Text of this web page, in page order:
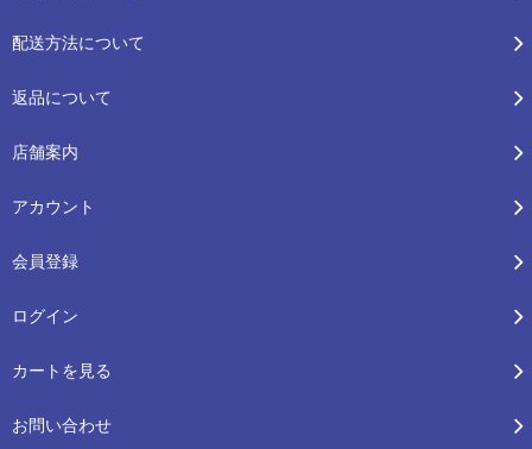
配送方法について
返品について
店舗案内
アカウント
会員登録
ログイン
カートを見る
お問い合わせ